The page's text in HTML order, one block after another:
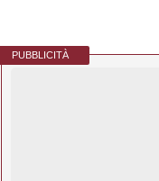
PUBBLICITÀ